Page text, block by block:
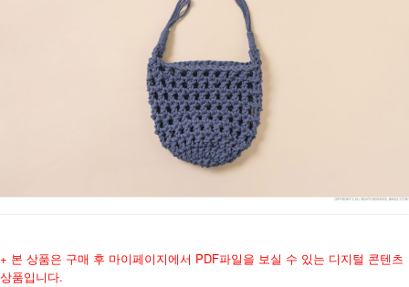
+ 본 상품은 구매 후 마이페이지에서 PDF파일을 보실 수 있는 디지털 콘텐츠
상품입니다.